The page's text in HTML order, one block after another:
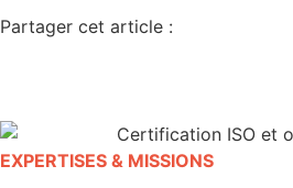
Partager cet article :
EXPERTISES & MISSIONS